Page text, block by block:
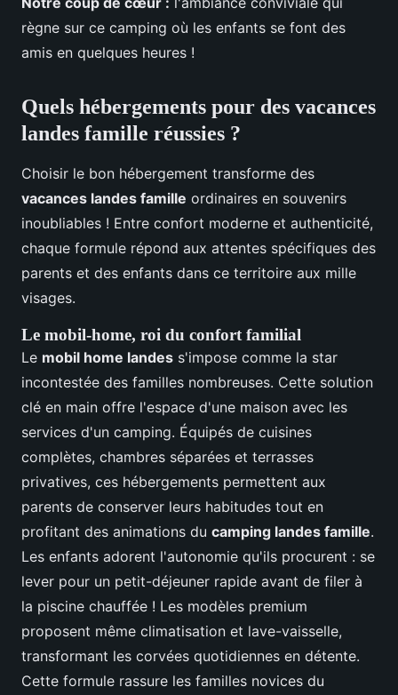
règne sur ce camping où les enfants se font des
amis en quelques heures !
Quels hébergements pour des vacances
landes famille réussies ?
Choisir le bon hébergement transforme des
vacances landes famille ordinaires en souvenirs
inoubliables ! Entre confort moderne et authenticité,
chaque formule répond aux attentes spécifiques des
parents et des enfants dans ce territoire aux mille
visages.
Le mobil-home, roi du confort familial
Le mobil home landes s'impose comme la star
incontestée des familles nombreuses. Cette solution
clé en main offre l'espace d'une maison avec les
services d'un camping. Équipés de cuisines
complètes, chambres séparées et terrasses
privatives, ces hébergements permettent aux
parents de conserver leurs habitudes tout en
profitant des animations du camping landes famille.
Les enfants adorent l'autonomie qu'ils procurent : se
lever pour un petit-déjeuner rapide avant de filer à
la piscine chauffée ! Les modèles premium
proposent même climatisation et lave-vaisselle,
transformant les corvées quotidiennes en détente.
Cette formule rassure les familles novices du